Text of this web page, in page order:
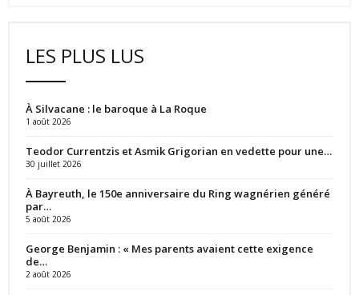
LES PLUS LUS
À Silvacane : le baroque à La Roque
1 août 2026
Teodor Currentzis et Asmik Grigorian en vedette pour une…
30 juillet 2026
À Bayreuth, le 150e anniversaire du Ring wagnérien généré
par…
5 août 2026
George Benjamin : « Mes parents avaient cette exigence
de…
2 août 2026